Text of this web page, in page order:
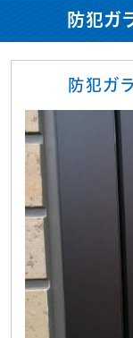
防犯ガ
防犯ガ